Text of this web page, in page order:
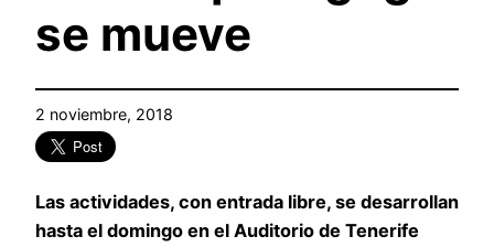
se mueve
2 noviembre, 2018
Las actividades, con entrada libre, se desarrollan
hasta el domingo en el Auditorio de Tenerife